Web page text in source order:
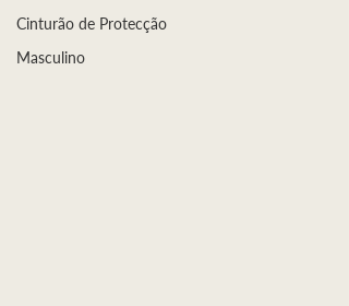
Cinturão de Protecção
Masculino